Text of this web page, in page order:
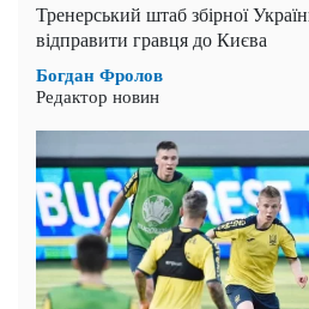
Тренерський штаб збірної
відправити гравця до Києва
Богдан Фролов
Редактор новин